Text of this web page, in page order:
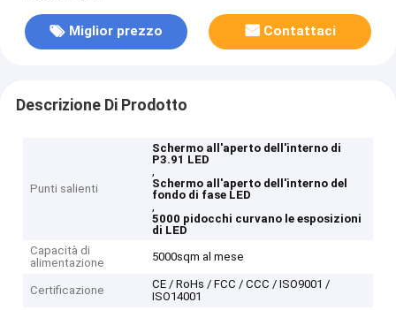
Miglior prezzo Contattaci
Descrizione Di Prodotto
Punti salienti
Schermo all'aperto dell'interno di
P3.91 LED
,
Schermo all'aperto dell'interno del
fondo di fase LED
,
5000 pidocchi curvano le esposizioni
di LED
Capacità di
alimentazione
5000sqm al mese
Certificazione
CE / RoHs / FCC / CCC / ISO9001 /
ISO14001